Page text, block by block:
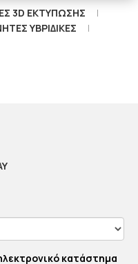
3D ΕΚΤΥΠΩΣΗΣ
ΥΒΡΙΔΙΚΈΣ
κατάστημα